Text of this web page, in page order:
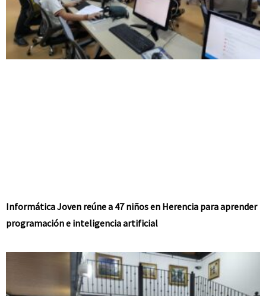
Informática Joven reúne a 47 niños en Herencia para aprender
programación e inteligencia artificial